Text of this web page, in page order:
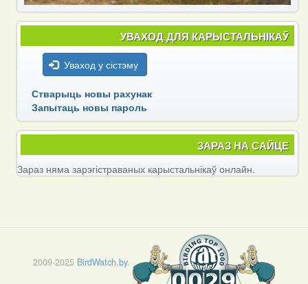
УВАХОД ДЛЯ КАРЫСТАЛЬНІКАЎ
Уваход у сістэму
Стварыць новы рахунак
Запытаць новы пароль
ЗАРАЗ НА САЙЦЕ
Зараз няма зарэгістраваных карыстальнікаў онлайн.
2009-2025 BirdWatch.by.